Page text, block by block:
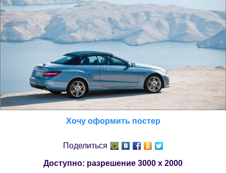
Хочу оформить постер
Поделиться
Доступно: разрешение 3000 x 2000